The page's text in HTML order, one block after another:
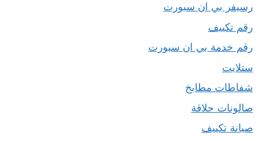
رسيفر بي ان سبورت
رقم تكييف
رقم خدمة بي ان سبورت
ستلايت
شفاطات مطابخ
صالونات حلاقة
صيانة تكييف